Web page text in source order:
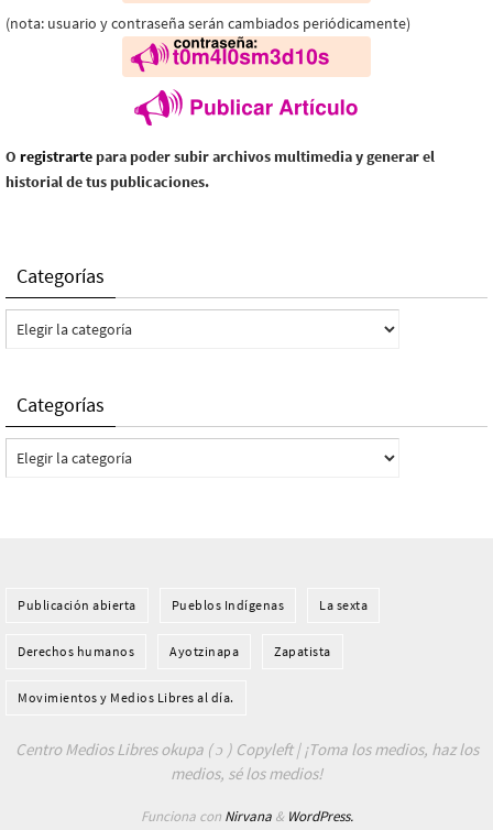
(nota: usuario y contraseña serán cambiados periódicamente)
O registrarte para poder subir archivos multimedia y generar el
historial de tus publicaciones.
Categorías
Categorías
Categorías
Categorías
Publicación abierta Pueblos Indí­genas La sexta
Derechos humanos Ayotzinapa Zapatista
Movimientos y Medios Libres al día.
Centro Medios Libres okupa ( ɔ ) Copyleft | ¡Toma los medios, haz los
medios, sé los medios!
Funciona con Nirvana& WordPress.